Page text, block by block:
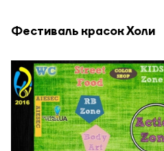
Фестиваль красок Холи